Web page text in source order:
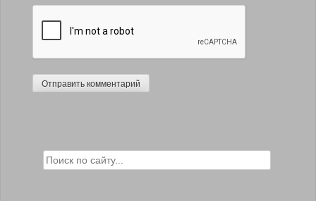
Search for: